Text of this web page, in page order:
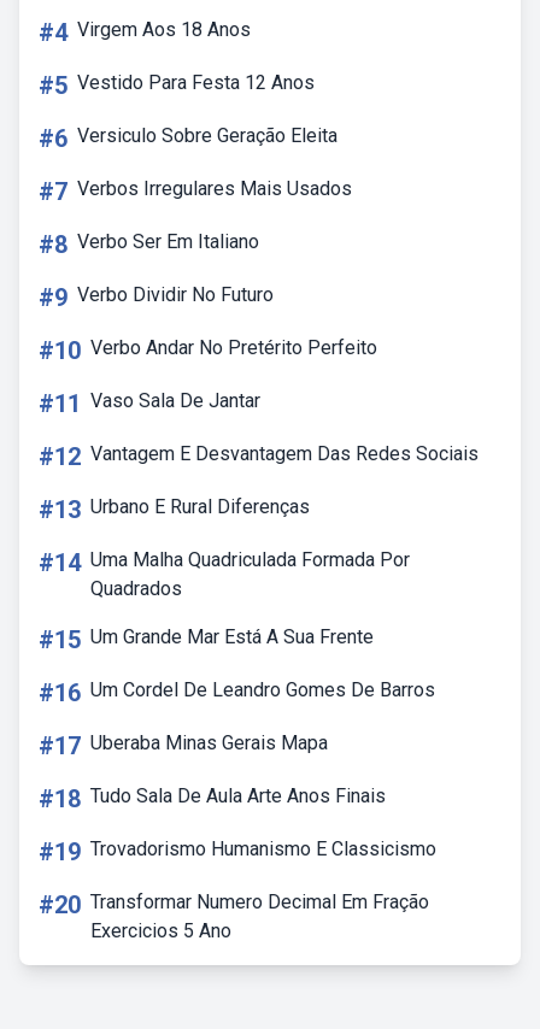
#4 Virgem Aos 18 Anos
#5 Vestido Para Festa 12 Anos
#6 Versiculo Sobre Geração Eleita
#7 Verbos Irregulares Mais Usados
#8 Verbo Ser Em Italiano
#9 Verbo Dividir No Futuro
#10 Verbo Andar No Pretérito Perfeito
#11 Vaso Sala De Jantar
#12 Vantagem E Desvantagem Das Redes Sociais
#13 Urbano E Rural Diferenças
#14 Uma Malha Quadriculada Formada Por
Quadrados
#15 Um Grande Mar Está A Sua Frente
#16 Um Cordel De Leandro Gomes De Barros
#17 Uberaba Minas Gerais Mapa
#18 Tudo Sala De Aula Arte Anos Finais
#19 Trovadorismo Humanismo E Classicismo
#20 Transformar Numero Decimal Em Fração
Exercicios 5 Ano